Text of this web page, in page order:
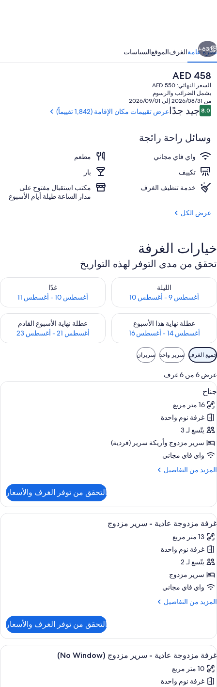
شرفة
التالي
63+
نظرة عامةالغرفالموقعالسياسات
السعر
الحالي
هو
AED
458
AED 458
السعر النهائي: AED 550
يشمل الضرائب والرسوم
من 2026/08/31 إلى 2026/09/01
التقييمات
8.08.0 من 10جيد جدًاعرض تقييمات مكان الإقامة (1,842 تقييماً)
وسائل راحة رائجة
واي فاي مجاني
مطعم
تكييف
بار
خدمة تنظيف الغرف
مكتب استقبال مفتوح على
مدار الساعة طيلة أيام الأسبوع
عرض الكل
خيارات الغرفة
تحقق من مدى التوفر لهذه التواريخ
الليلة
أغسطس 9 - أغسطس 10
تحقق من مدى التوفر لليلة للفترة أغسطس 9 - أغسطس 10
غدًا
أغسطس 10 - أغسطس 11
تحقق من مدى التوفر لغد للفترة أغسطس
عطلة نهاية هذا الأسبوع
أغسطس 14 - أغسطس 16
تحقق من مدى التوفر لعطلة نهاية هذا الأسبوع للفترة أغسطس 14 - أغسطس 16
عطلة نهاية الأسبوع القادم
أغسطس 21 - أغسطس 23
تحقق من مدى التوفر لعطلة نهاية
عوامل
التصفية
المتاحة
للغرف
جميع الغرف سرير واحد سريران
عرض 6 من 6 غرف
استعراض
جميع
صور
جناح
تجهيزات عازلة للصوت وواي فاي مجانًا
11
جناح
16 متر مربع
غرفة نوم واحدة
يتّسع لـ 3
سرير مزدوج‫‬ وأريكة سرير (فردية)
واي فاي مجاني
المزيد من التفاصيل
المزيد
جناح
التحقق من توفر الغرف والأسعار
استعراض
جميع
صور
غرفة
مزدوجة
عادية
-
سرير
مزدوج
تجهيزات عازلة للصوت وواي فاي مجانًا
27
غرفة مزدوجة عادية - سرير مزدوج
13 متر مربع
غرفة نوم واحدة
يتّسع لـ 2
سرير مزدوج
واي فاي مجاني
المزيد من التفاصيل
المزيد
غرفة
مزدوجة
عادية
سرير
مزدوج
التحقق من توفر الغرف والأسعار
استعراض
جميع
صور
غرفة
تجهيزات عازلة للصوت وواي فاي مجانًا
14
غرفة مزدوجة عادية - سرير مزدوج (No Window)
10 متر مربع
غرفة نوم واحدة